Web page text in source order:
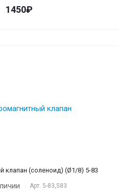
1450₽
клапан (соленоид) (Ø1/8) 5-83
Арт. 5-83,583